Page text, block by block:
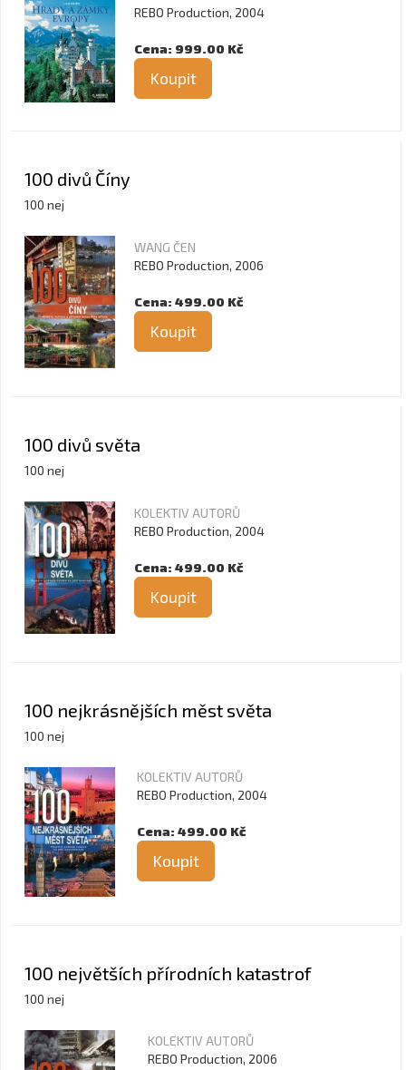
REBO Production, 2004
Cena: 999.00 Kč
Koupit
100 divů Číny
100 nej
WANG ČEN
REBO Production, 2006
Cena: 499.00 Kč
Koupit
100 divů světa
100 nej
KOLEKTIV AUTORŮ
REBO Production, 2004
Cena: 499.00 Kč
Koupit
100 nejkrásnějších měst světa
100 nej
KOLEKTIV AUTORŮ
REBO Production, 2004
Cena: 499.00 Kč
Koupit
100 největších přírodních katastrof
100 nej
KOLEKTIV AUTORŮ
REBO Production, 2006